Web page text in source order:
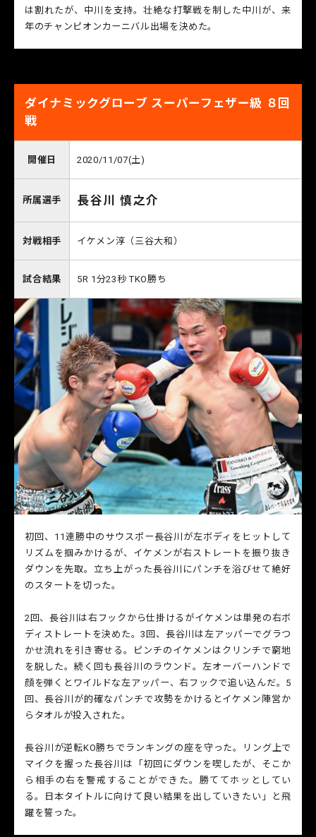
は割れたが、中川を支持。壮絶な打撃戦を制した中川が、来
年のチャンピオンカーニバル出場を決めた。
ダイナミックグローブ スーパーフェザー級 ８回
戦
開催日 2020/11/07(土)
所属選手 長谷川 慎之介
対戦相手 イケメン淳（三谷大和）
試合結果 5R 1分23秒 TKO勝ち
初回、11連勝中のサウスポー長谷川が左ボディをヒットして
リズムを掴みかけるが、イケメンが右ストレートを振り抜き
ダウンを先取。立ち上がった長谷川にパンチを浴びせて絶好
のスタートを切った。
2回、長谷川は右フックから仕掛けるがイケメンは単発の右ボ
ディストレートを決めた。3回、長谷川は左アッパーでグラつ
かせ流れを引き寄せる。ピンチのイケメンはクリンチで窮地
を脱した。続く回も長谷川のラウンド。左オーバーハンドで
顔を弾くとワイルドな左アッパー、右フックで追い込んだ。5
回、長谷川が的確なパンチで攻勢をかけるとイケメン陣営か
らタオルが投入された。
長谷川が逆転KO勝ちでランキングの座を守った。リング上で
マイクを握った長谷川は「初回にダウンを喫したが、そこか
ら相手の右を警戒することができた。勝ててホッとしてい
る。日本タイトルに向けて良い結果を出していきたい」と飛
躍を誓った。